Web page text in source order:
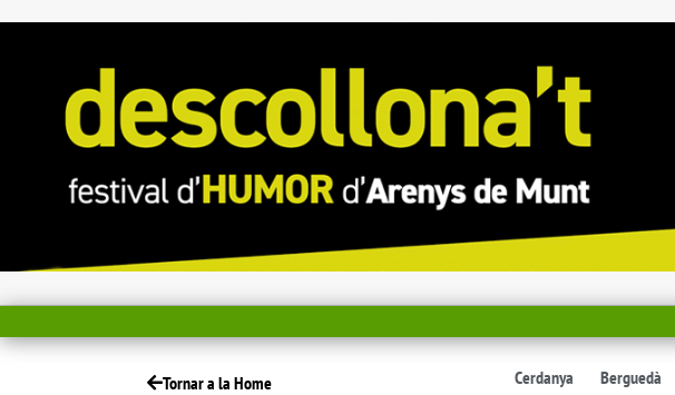
Tornar a la Home Cerdanya Berguedà